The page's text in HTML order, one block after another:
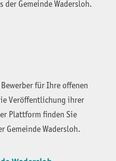
der Gemeinde Wadersloh.
für Ihre offenen
Veröffentlichung ihrer
Plattform finden Sie
Gemeinde Wadersloh.